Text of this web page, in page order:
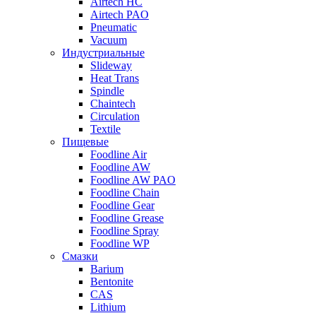
Airtech PAO
Pneumatic
Vacuum
Индустриальные
Slideway
Heat Trans
Spindle
Chaintech
Circulation
Textile
Пищевые
Foodline Air
Foodline AW
Foodline AW PAO
Foodline Chain
Foodline Gear
Foodline Grease
Foodline Spray
Foodline WP
Смазки
Barium
Bentonite
CAS
Lithium